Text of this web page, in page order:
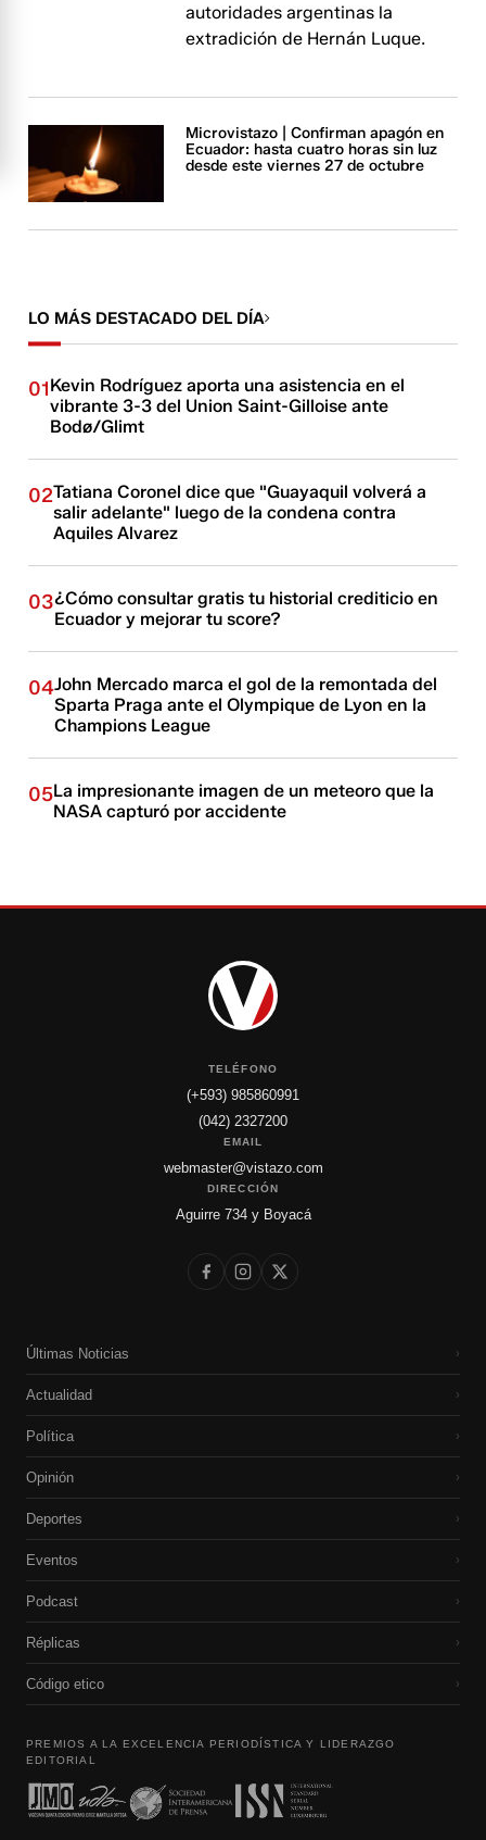
autoridades argentinas la
extradición de Hernán Luque.
Microvistazo | Confirman apagón en
Ecuador: hasta cuatro horas sin luz
desde este viernes 27 de octubre
LO MÁS DESTACADO DEL DÍA
01Kevin Rodríguez aporta una asistencia en el
vibrante 3-3 del Union Saint-Gilloise ante
Bodø/Glimt
02Tatiana Coronel dice que "Guayaquil volverá a
salir adelante" luego de la condena contra
Aquiles Alvarez
03¿Cómo consultar gratis tu historial crediticio en
Ecuador y mejorar tu score?
04John Mercado marca el gol de la remontada del
Sparta Praga ante el Olympique de Lyon en la
Champions League
05La impresionante imagen de un meteoro que la
NASA capturó por accidente
TELÉFONO
(+593) 985860991
(042) 2327200
EMAIL
webmaster@vistazo.com
DIRECCIÓN
Aguirre 734 y Boyacá
Últimas Noticias ›
Actualidad ›
Política ›
Opinión ›
Deportes ›
Eventos ›
Podcast ›
Réplicas ›
Código etico ›
PREMIOS A LA EXCELENCIA PERIODÍSTICA Y LIDERAZGO
EDITORIAL